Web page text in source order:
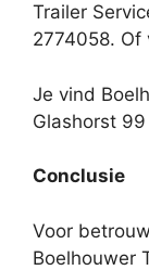
Trailer
2774058. Of
Je vind
Glashorst
Conclusie
Voor
Boelhouwer